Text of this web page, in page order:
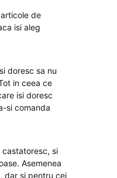
de
isi aleg
doresc sa nu
in ceea ce
isi doresc
si comanda
si
Asemenea
dar si pentru cei